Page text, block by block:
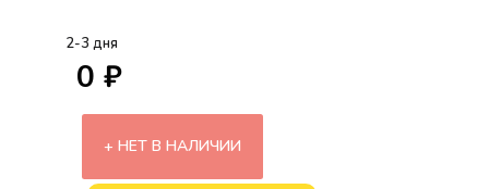
2-3 дня
0 ₽
НЕТ В НАЛИЧИИ